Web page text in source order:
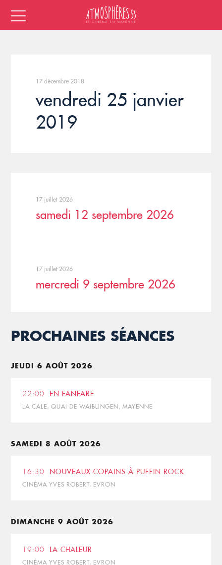
17 décembre 2018
vendredi 25 janvier
2019
17 juillet 2026
samedi 12 septembre 2026
17 juillet 2026
mercredi 9 septembre 2026
PROCHAINES SÉANCES
JEUDI 6 AOÛT 2026
22:00 EN FANFARE
LA CALE, QUAI DE WAIBLINGEN, MAYENNE
SAMEDI 8 AOÛT 2026
16:30 NOUVEAUX COPAINS À PUFFIN ROCK
CINÉMA YVES ROBERT, EVRON
DIMANCHE 9 AOÛT 2026
19:00 LA CHALEUR
CINÉMA YVES ROBERT, EVRON